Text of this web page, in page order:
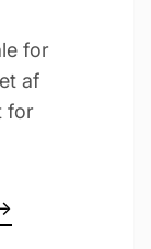
for
af
for